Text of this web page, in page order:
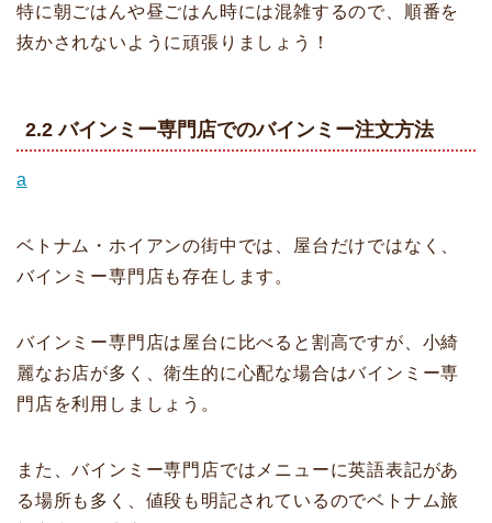
特に朝ごはんや昼ごはん時には混雑するので、順番を
抜かされないように頑張りましょう！
2.2 バインミー専門店でのバインミー注文方法
a
ベトナム・ホイアンの街中では、屋台だけではなく、
バインミー専門店も存在します。
バインミー専門店は屋台に比べると割高ですが、小綺
麗なお店が多く、衛生的に心配な場合はバインミー専
門店を利用しましょう。
また、バインミー専門店ではメニューに英語表記があ
る場所も多く、値段も明記されているのでベトナム旅